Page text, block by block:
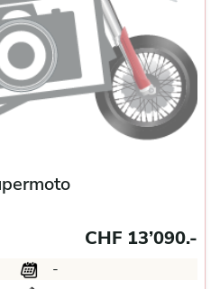
CHF 13’090.-
-